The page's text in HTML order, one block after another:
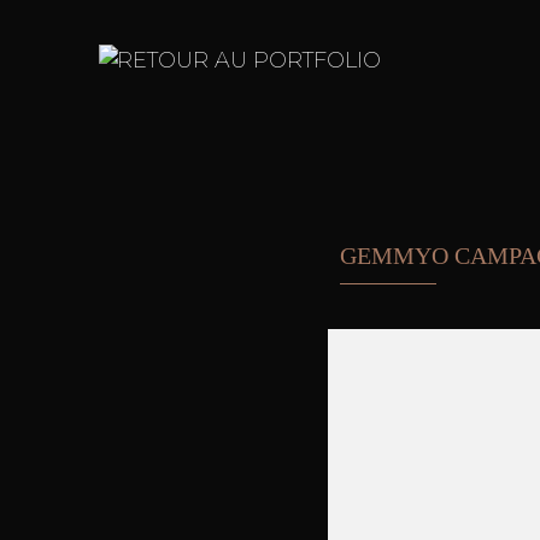
RETOUR AU PORTFOLIO
GEMMYO